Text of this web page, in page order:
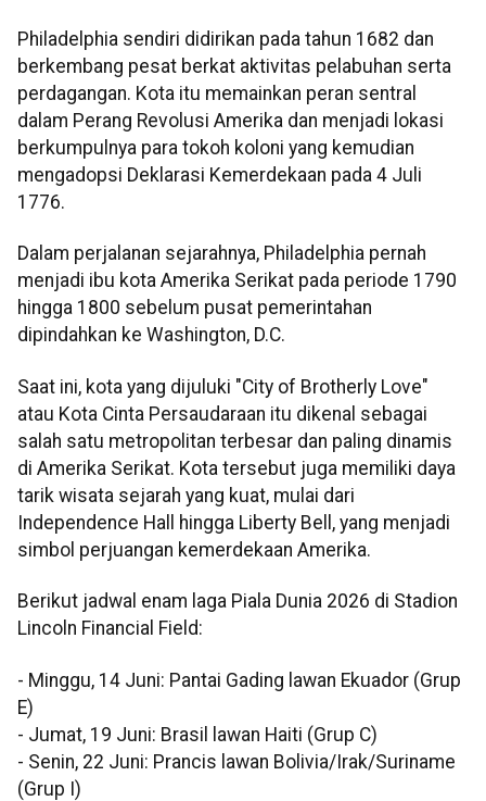
Philadelphia sendiri didirikan pada tahun 1682 dan
berkembang pesat berkat aktivitas pelabuhan serta
perdagangan. Kota itu memainkan peran sentral
dalam Perang Revolusi Amerika dan menjadi lokasi
berkumpulnya para tokoh koloni yang kemudian
mengadopsi Deklarasi Kemerdekaan pada 4 Juli
1776.
Dalam perjalanan sejarahnya, Philadelphia pernah
menjadi ibu kota Amerika Serikat pada periode 1790
hingga 1800 sebelum pusat pemerintahan
dipindahkan ke Washington, D.C.
Saat ini, kota yang dijuluki "City of Brotherly Love"
atau Kota Cinta Persaudaraan itu dikenal sebagai
salah satu metropolitan terbesar dan paling dinamis
di Amerika Serikat. Kota tersebut juga memiliki daya
tarik wisata sejarah yang kuat, mulai dari
Independence Hall hingga Liberty Bell, yang menjadi
simbol perjuangan kemerdekaan Amerika.
Berikut jadwal enam laga Piala Dunia 2026 di Stadion
Lincoln Financial Field:
- Minggu, 14 Juni: Pantai Gading lawan Ekuador (Grup
E)
- Jumat, 19 Juni: Brasil lawan Haiti (Grup C)
- Senin, 22 Juni: Prancis lawan Bolivia/Irak/Suriname
(Grup I)